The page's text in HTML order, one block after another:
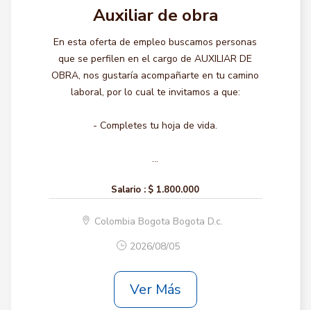
Auxiliar de obra
En esta oferta de empleo buscamos personas
que se perfilen en el cargo de AUXILIAR DE
OBRA, nos gustaría acompañarte en tu camino
laboral, por lo cual te invitamos a que:
- Completes tu hoja de vida.
...
Salario : $ 1.800.000
Colombia Bogota Bogota D.c.
2026/08/05
Ver Más